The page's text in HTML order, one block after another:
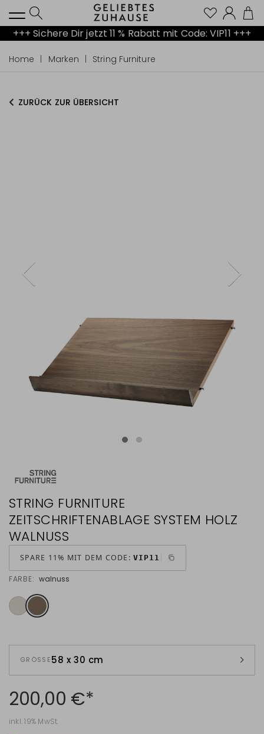
+++ Sichere Dir jetzt 11 % Rabatt mit Code: VIP11 +++
Home Marken String Furniture
ZURÜCK ZUR ÜBERSICHT
STRING FURNITURE
ZEITSCHRIFTENABLAGE SYSTEM HOLZ
WALNUSS
SPARE 11% MIT DEM CODE: VIP11
FARBE: walnuss
GRÖSSE 58 x 30 cm
200,00 €*
inkl. 19% MwSt.